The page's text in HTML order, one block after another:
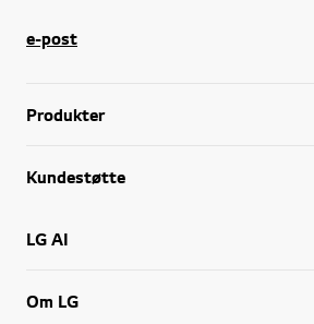
e-post
Produkter
Kundestøtte
LG AI
Om LG